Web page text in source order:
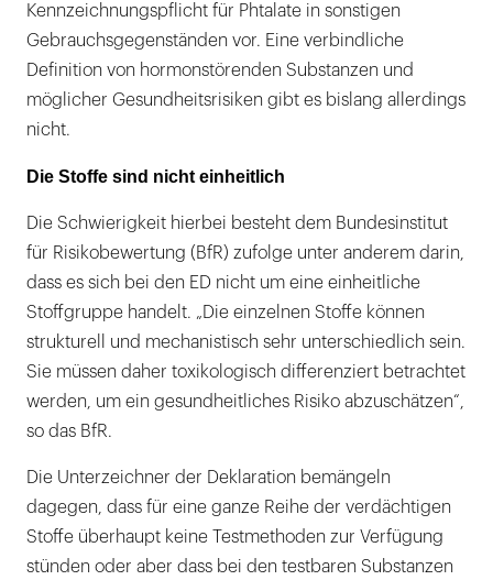
Kennzeichnungspflicht für Phtalate in sonstigen
Gebrauchsgegenständen vor. Eine verbindliche
Definition von hormonstörenden Substanzen und
möglicher Gesundheitsrisiken gibt es bislang allerdings
nicht.
Die Stoffe sind nicht einheitlich
Die Schwierigkeit hierbei besteht dem Bundesinstitut
für Risikobewertung (BfR) zufolge unter anderem darin,
dass es sich bei den ED nicht um eine einheitliche
Stoffgruppe handelt. „Die einzelnen Stoffe können
strukturell und mechanistisch sehr unterschiedlich sein.
Sie müssen daher toxikologisch differenziert betrachtet
werden, um ein gesundheitliches Risiko abzuschätzen“,
so das BfR.
Die Unterzeichner der Deklaration bemängeln
dagegen, dass für eine ganze Reihe der verdächtigen
Stoffe überhaupt keine Testmethoden zur Verfügung
stünden oder aber dass bei den testbaren Substanzen